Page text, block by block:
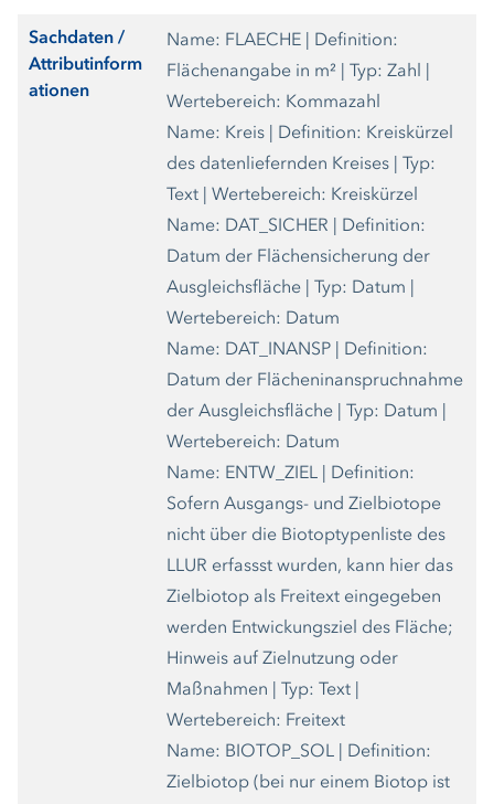
Sachdaten /
Attributinform
ationen
Name: FLAECHE | Definition:
Flächenangabe in m² | Typ: Zahl |
Wertebereich: Kommazahl
Name: Kreis | Definition: Kreiskürzel
des datenliefernden Kreises | Typ:
Text | Wertebereich: Kreiskürzel
Name: DAT_SICHER | Definition:
Datum der Flächensicherung der
Ausgleichsfläche | Typ: Datum |
Wertebereich: Datum
Name: DAT_INANSP | Definition:
Datum der Flächeninanspruchnahme
der Ausgleichsfläche | Typ: Datum |
Wertebereich: Datum
Name: ENTW_ZIEL | Definition:
Sofern Ausgangs- und Zielbiotope
nicht über die Biotoptypenliste des
LLUR erfassst wurden, kann hier das
Zielbiotop als Freitext eingegeben
werden Entwickungsziel des Fläche;
Hinweis auf Zielnutzung oder
Maßnahmen | Typ: Text |
Wertebereich: Freitext
Name: BIOTOP_SOL | Definition:
Zielbiotop (bei nur einem Biotop ist